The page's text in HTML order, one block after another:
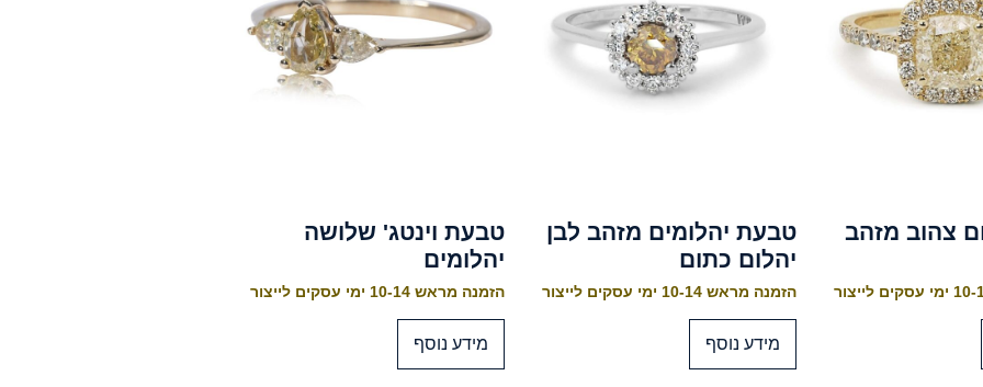
צהוב מזהב
טבעת יהלומים מזהב לבן
יהלום כתום
הזמנה מראש 10-14 ימי עסקים לייצור
מידע נוסף
טבעת וינטג' שלושה
יהלומים
הזמנה מראש 10-14 ימי עסקים לייצור
מידע נוסף